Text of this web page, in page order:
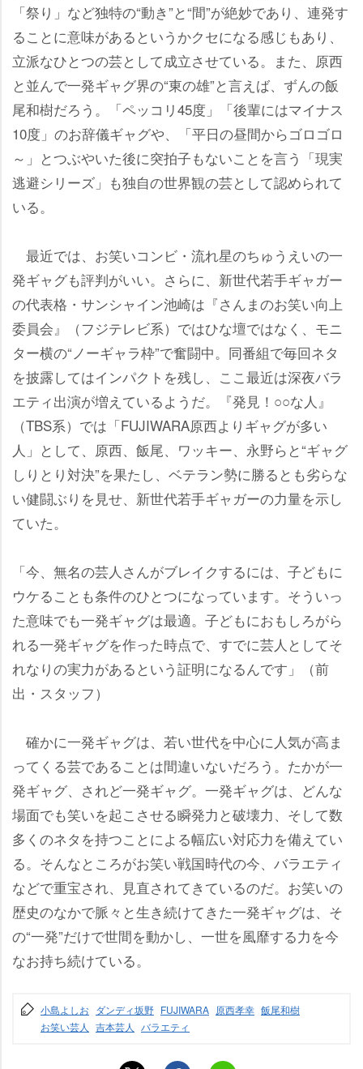
「祭り」など独特の“動き”と“間”が絶妙であり、連発す
ることに意味があるというかクセになる感じもあり、
立派なひとつの芸として成立させている。また、原西
と並んで一発ギャグ界の“東の雄”と言えば、ずんの飯
尾和樹だろう。「ペッコリ45度」「後輩にはマイナス
10度」のお辞儀ギャグや、「平日の昼間からゴロゴロ
～」とつぶやいた後に突拍子もないことを言う「現実
逃避シリーズ」も独自の世界観の芸として認められて
いる。
最近では、お笑いコンビ・流れ星のちゅうえいの一
発ギャグも評判がいい。さらに、新世代若手ギャガー
の代表格・サンシャイン池崎は『さんまのお笑い向上
委員会』（フジテレビ系）ではひな壇ではなく、モニ
ター横の“ノーギャラ枠”で奮闘中。同番組で毎回ネタ
を披露してはインパクトを残し、ここ最近は深夜バラ
エティ出演が増えているようだ。『発見！○○な人』
（TBS系）では「FUJIWARA原西よりギャグが多い
人」として、原西、飯尾、ワッキー、永野らと“ギャグ
しりとり対決”を果たし、ベテラン勢に勝るとも劣らな
い健闘ぶりを見せ、新世代若手ギャガーの力量を示し
ていた。
「今、無名の芸人さんがブレイクするには、子どもに
ウケることも条件のひとつになっています。そういっ
た意味でも一発ギャグは最適。子どもにおもしろがら
れる一発ギャグを作った時点で、すでに芸人としてそ
れなりの実力があるという証明になるんです」（前
出・スタッフ）
確かに一発ギャグは、若い世代を中心に人気が高ま
ってくる芸であることは間違いないだろう。たかが一
発ギャグ、されど一発ギャグ。一発ギャグは、どんな
場面でも笑いを起こさせる瞬発力と破壊力、そして数
多くのネタを持つことによる幅広い対応力を備えてい
る。そんなところがお笑い戦国時代の今、バラエティ
などで重宝され、見直されてきているのだ。お笑いの
歴史のなかで脈々と生き続けてきた一発ギャグは、そ
の“一発”だけで世間を動かし、一世を風靡する力を今
なお持ち続けている。
小島よしお ダンディ坂野 FUJIWARA 原西孝幸 飯尾和樹
お笑い芸人 吉本芸人 バラエティ